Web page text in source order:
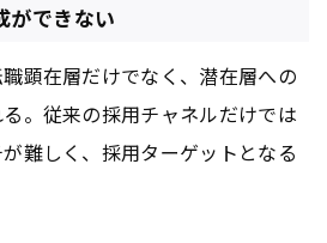
ができない
顕在層だけでなく、潜在層への
。従来の採用チャネルだけでは
難しく、採用ターゲットとなる